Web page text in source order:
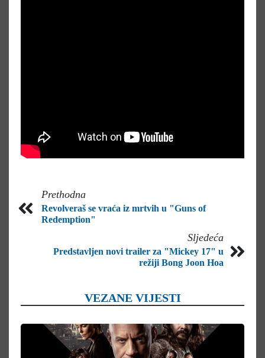
Prethodna
Revolveraš se vraća iz mrtvih u "Guns of
Redemption"
Sljedeća
Predstavljen novi trailer za "Mickey 17" u
režiji Bong Joon Hoa
VEZANE VIJESTI